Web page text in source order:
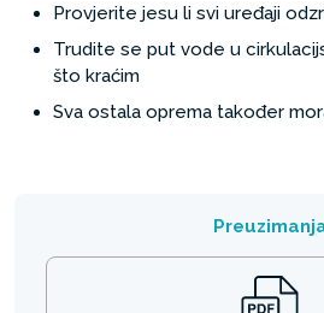
Provjerite jesu li svi uređaji
Trudite se put vode u
što kraćim
Sva ostala oprema također